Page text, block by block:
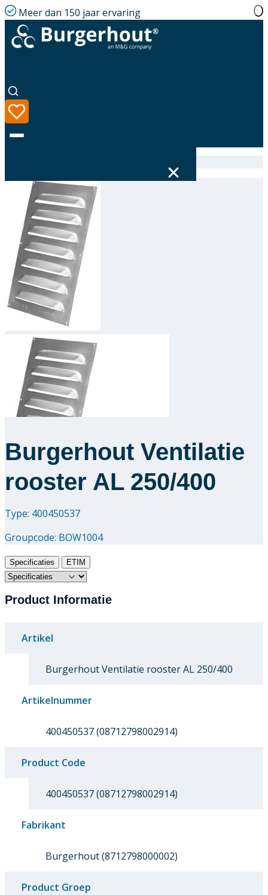
Meer dan 150 jaar ervaring
Taal
Assortiment
Oplossingen
Downloads
Academy
Over ons
Contact
Burgerhout Ventilatie
rooster AL 250/400
Type: 400450537
Groupcode: BOW1004
Specificaties ETIM
Product Informatie
Artikel
Burgerhout Ventilatie rooster AL 250/400
Artikelnummer
400450537 (08712798002914)
Product Code
400450537 (08712798002914)
Fabrikant
Burgerhout (8712798000002)
Product Groep